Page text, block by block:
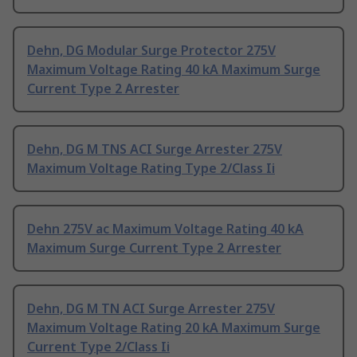
Dehn, DG Modular Surge Protector 275V
Maximum Voltage Rating 40 kA Maximum Surge
Current Type 2 Arrester
Dehn, DG M TNS ACI Surge Arrester 275V
Maximum Voltage Rating Type 2/Class Ii
Dehn 275V ac Maximum Voltage Rating 40 kA
Maximum Surge Current Type 2 Arrester
Dehn, DG M TN ACI Surge Arrester 275V
Maximum Voltage Rating 20 kA Maximum Surge
Current Type 2/Class Ii